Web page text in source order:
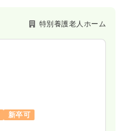
特別養護老人ホーム
新卒可